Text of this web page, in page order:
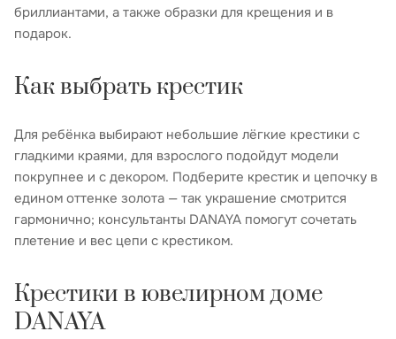
бриллиантами, а также образки для крещения и в
подарок.
Как выбрать крестик
Для ребёнка выбирают небольшие лёгкие крестики с
гладкими краями, для взрослого подойдут модели
покрупнее и с декором. Подберите крестик и цепочку в
едином оттенке золота — так украшение смотрится
гармонично; консультанты DANAYA помогут сочетать
плетение и вес цепи с крестиком.
Крестики в ювелирном доме
DANAYA